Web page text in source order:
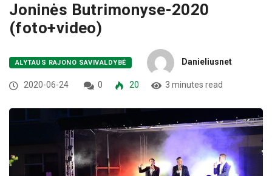
Joninės Butrimonyse-2020
(foto+video)
ALYTAUS RAJONO SAVIVALDYBĖ Danieliusnet
2020-06-24 0 20 3 minutes read